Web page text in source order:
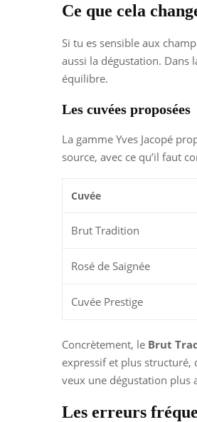
Ce que cela
Si tu es sensible aux
aussi la dégustation. Dans
équilibre.
Les cuvées proposées
La gamme Yves Jacopé
source, avec ce qu’il faut
Cuvée
Brut Tradition
Rosé de Saignée
Cuvée Prestige
Concrètement, le Brut
expressif et plus structuré,
veux une dégustation plus
Les erreurs